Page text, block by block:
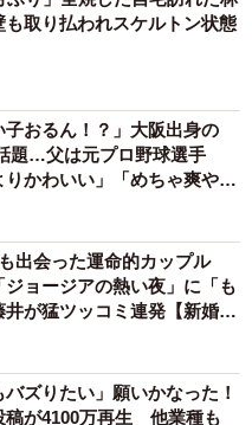
まだ欲しい？」高級レジデ
びっくり 人の欲には終わ
優 真夏の海で赤銅色の肉体